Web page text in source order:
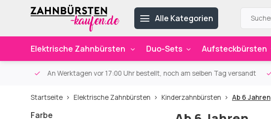
Alle Kategorien
Elektrische Zahnbürsten Duo-Sets Aufsteckbürsten
An Werktagen vor 17:00 Uhr bestellt, noch am selben Tag versandt
Startseite Elektrische Zahnbürsten Kinderzahnbürsten Ab 6 Jahren
Farbe